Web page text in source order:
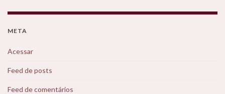
META
Acessar
Feed de posts
Feed de comentários